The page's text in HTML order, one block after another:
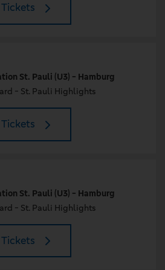
Tickets
St. Pauli (U3) - Hamburg
- St. Pauli Highlights
Tickets
St. Pauli (U3) - Hamburg
- St. Pauli Highlights
Tickets